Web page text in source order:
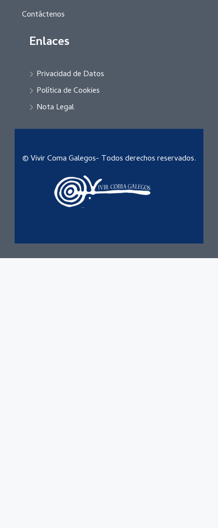
Contáctenos
Enlaces
Privacidad de Datos
Política de Cookies
Nota Legal
© Vivir Coma Galegos- Todos derechos reservados.